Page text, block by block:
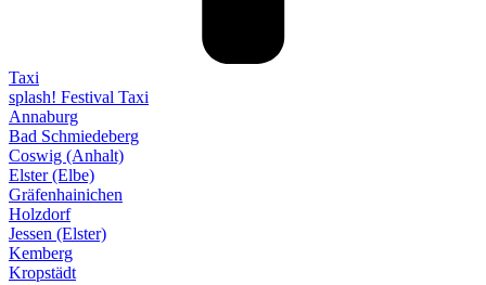
Taxi
splash! Festival Taxi
Annaburg
Bad Schmiedeberg
Coswig (Anhalt)
Elster (Elbe)
Gräfenhainichen
Holzdorf
Jessen (Elster)
Kemberg
Kropstädt